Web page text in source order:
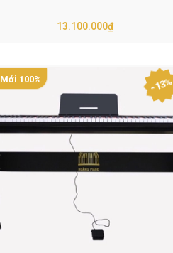
13.100.000₫
- 13%
Mới 100%